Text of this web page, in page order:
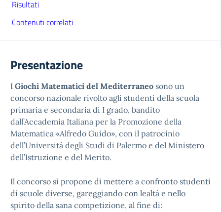
Risultati
Contenuti correlati
Presentazione
I Giochi Matematici del Mediterraneo sono un
concorso nazionale rivolto agli studenti della scuola
primaria e secondaria di I grado, bandito
dall’Accademia Italiana per la Promozione della
Matematica «Alfredo Guido», con il patrocinio
dell’Università degli Studi di Palermo e del Ministero
dell’Istruzione e del Merito.
Il concorso si propone di mettere a confronto studenti
di scuole diverse, gareggiando con lealtà e nello
spirito della sana competizione, al fine di: